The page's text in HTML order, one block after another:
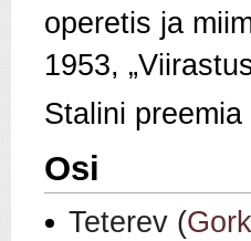
operetis ja
1953,
Stalini preemia
Osi
Teterev (